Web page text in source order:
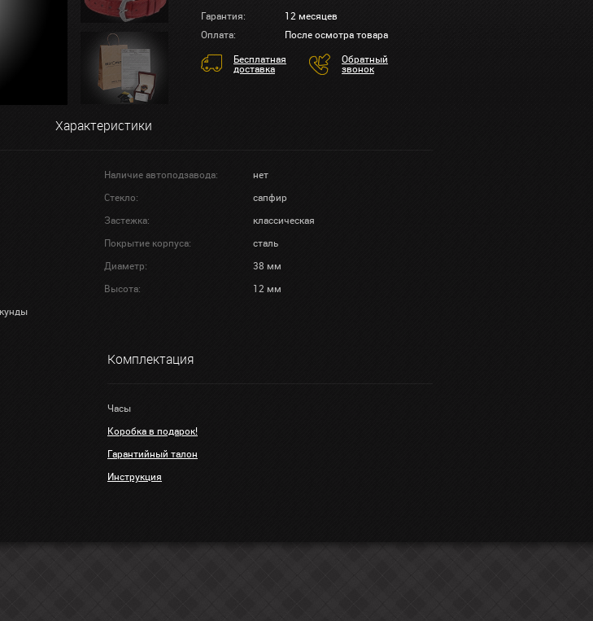
Гарантия:
12 месяцев
Оплата:
После осмотра товара
Бесплатная
доставка
Обратный
звонок
Характеристики
Наличие автоподзавода:
нет
Стекло:
сапфир
Застежка:
классическая
Покрытие корпуса:
сталь
Диаметр:
38 мм
Высота:
12 мм
Комплектация
Часы
Коробка в подарок!
Гарантийный талон
Инструкция